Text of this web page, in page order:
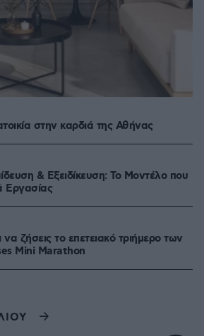
στην καρδιά της Αθήνας
& Εξειδίκευση: Το Mοντέλο που
Eργασίας
να ζήσεις το επετειακό τριήμερο των
Mini Marathon